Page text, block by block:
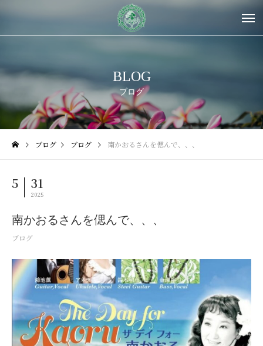
BLOG
ブログ
ブログ ブログ 南かおるさんを偲んで、、、
5 31
2025
南かおるさんを偲んで、、、
ブログ